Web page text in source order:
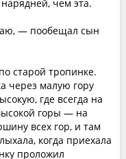
чем эта.
— пообещал сын
старой тропинке.
через малую гору
где всегда на
горы — на
всех гор, и там
когда приехала
проложил